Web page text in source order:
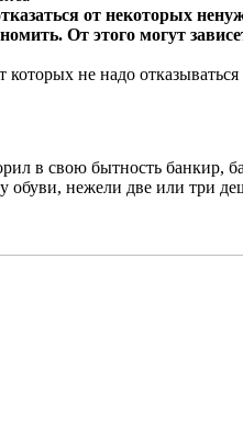
от некоторых
От этого могут
не надо
в свою бытность
нежели две или три